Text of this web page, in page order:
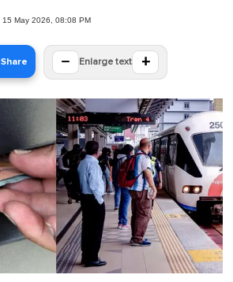
15 May 2026, 08:08 PM
Share − Enlarge text +